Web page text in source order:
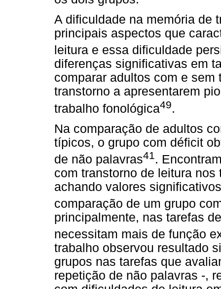
A dificuldade na memória de
principais aspectos que
leitura e essa dificuldade
diferenças significativas em
comparar adultos com e
transtorno a apresentarem
trabalho fonológica49.
Na comparação de adultos
típicos, o grupo com déficit
de não palavras41.
com transtorno de leitura
achando valores
comparação de um grupo
principalmente, nas tarefas
necessitam mais de função
trabalho observou resultado
grupos nas tarefas que
repetição de não palavras -,